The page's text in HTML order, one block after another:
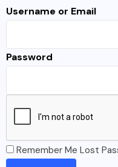
Username or Email
Password
Remember Me Lost